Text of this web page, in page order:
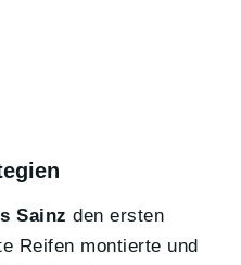
Sainz den ersten
Reifen montierte und